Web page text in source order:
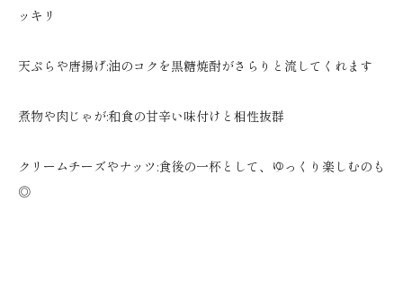
ッキリ
天ぷらや唐揚げ:油のコクを黒糖焼酎がさらりと流してくれます
煮物や肉じゃが:和食の甘辛い味付けと相性抜群
クリームチーズやナッツ:食後の一杯として、ゆっくり楽しむのも
◎